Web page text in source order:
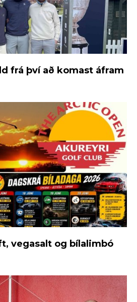
frá því að komast áfram
vegasalt og bílalimbó